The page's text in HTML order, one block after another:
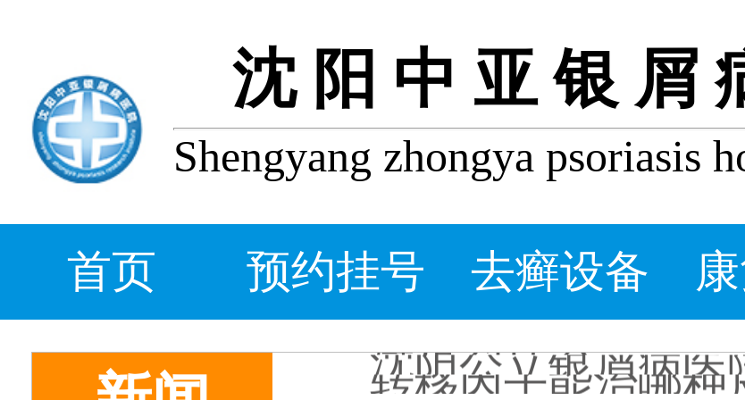
沈阳中亚银屑
Shengyang zhongya psoriasis
首页 预约挂号 去癣设备
牛皮皮癣会自己好
什么程度的银屑病
牛皮癣患者能吃桃
牛皮癣掉皮屑掉得
牛皮皮癣偏方-花椒
沈阳银屑病炎症能
皮癣图片初期症状
癣是为什么
沈阳公立银屑病医
转移因子能治哪种